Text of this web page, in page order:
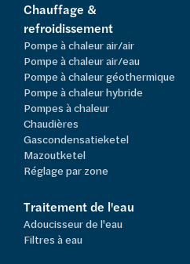
Chauffage &
refroidissement
Pompe à chaleur air/air
Pompe à chaleur air/eau
Pompe à chaleur géothermique
Pompe à chaleur hybride
Pompes à chaleur
Chaudières
Gascondensatieketel
Mazoutketel
Réglage par zone
Traitement de l'eau
Adoucisseur de l'eau
Filtres à eau